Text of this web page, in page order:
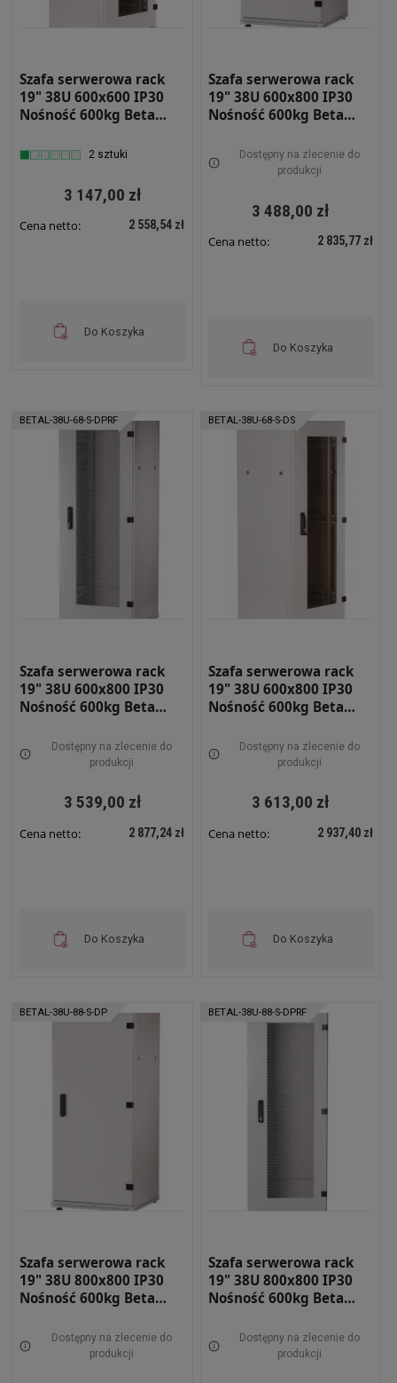
Szafa serwerowa rack
19" 38U 600x600 IP30
Nośność 600kg Beta
SZARA BETAL-38U-66-S-
2 sztuki
3 147,00 zł
Cena netto: 2 558,54 zł
Do Koszyka
Szafa serwerowa rack
19" 38U 600x800 IP30
Nośność 600kg Beta
SZARA BETAL-38U-68-S-
DP
Dostępny na zlecenie do
produkcji
3 488,00 zł
Cena netto: 2 835,77 zł
Do Koszyka
BETAL-38U-68-S-DPRF
Szafa serwerowa rack
19" 38U 600x800 IP30
Nośność 600kg Beta
PERFOROWANE SZARA
BETAL-38U-68-S-DPRF
Dostępny na zlecenie do
produkcji
3 539,00 zł
Cena netto: 2 877,24 zł
Do Koszyka
BETAL-38U-68-S-DS
Szafa serwerowa rack
19" 38U 600x800 IP30
Nośność 600kg Beta
SZARA BETAL-38U-68-S-
DS
Dostępny na zlecenie do
produkcji
3 613,00 zł
Cena netto: 2 937,40 zł
Do Koszyka
BETAL-38U-88-S-DP
Szafa serwerowa rack
19" 38U 800x800 IP30
Nośność 600kg Beta
SZARA BETAL-38U-88-S-
DP
Dostępny na zlecenie do
produkcji
BETAL-38U-88-S-DPRF
Szafa serwerowa rack
19" 38U 800x800 IP30
Nośność 600kg Beta
PERFOROWANE SZARA
BETAL-38U-88-S-DPRF
Dostępny na zlecenie do
produkcji